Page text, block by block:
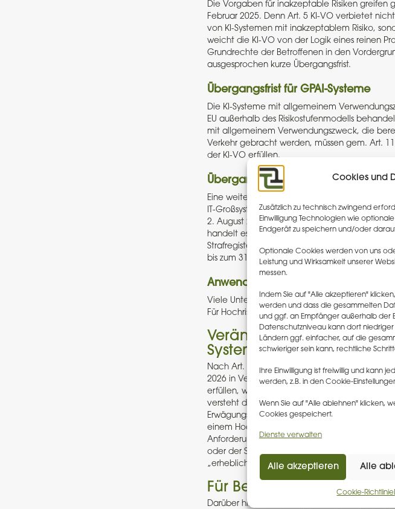
Cookies und
Zusätzlich zu technisch zwingend
Einwilligung Technologien wie
Endgerät zu speichern und/oder
Optionale Cookies werden von uns
Leistung und Wirksamkeit unserer
messen.
Indem Sie auf "Alle akzeptieren"
werden und dass die gesammelten
und ggf. an Empfänger außerhalb der
Datenschutzniveau kann dort niedriger
Ländern ggf. einfacher, auf die
schwieriger sein kann, rechtliche
Ihre Einwilligung ist freiwillig und kann
werden, z.B. in den Cookie-
Wenn Sie auf "Alle ablehnen" klicken,
Cookies gespeichert.
Dienste verwalten
Alle akzeptieren Alle
Cookie-Richtlinie
Die Vorgaben für inakzeptable Risiken greifen
Februar 2025. Denn Art. 5 KI-VO verbietet
von KI-Systemen mit inakzeptablem Risiko,
weicht die KI-VO von der Logik eines reinen
Grundrechte der Betroffenen in den
ausgesprochen kurze Übergangsfrist.
Übergangsfrist für GPAI-Systeme
Die KI-Systeme mit allgemeinem
EU außerhalb des Risikostufenmodells
mit allgemeinem Verwendungszweck, die
Verkehr gebracht werden, müssen gem. Art.
der KI-VO erfüllen.
Übergangsfrist für IT-Großsysteme
Eine weitere Ausnahme von den üblichen
IT-Großsystemen vor, die gemäß den in
2. August 2027 in Verkehr gebracht oder in
handelt es sich um EU-eigene Großprojekte
Strafregisterinformationssystem über
bis zum 31.12.2030 ist daher für die meisten
Anwendbarkeit bei KI-Systemen mit
Viele Unternehmen betreiben jedoch bereits
Für Hochrisiko-KI-Systeme hat der
Veränderungen von
Systemen
Nach Art. 111 Abs. 2 S. 1 KI-VO müssen
2026 in Verkehr gebracht oder in Betrieb
erfüllen, wenn diese Systeme nach dem 2.
versteht der Gesetzgeber unter einer
Erwägungsgründe der KI-VO.
einem Hochrisiko-KI-System vorgenommen
Anforderungen der Verordnung
oder der Softwarearchitektur, als wesentliche
„erhebliche“ und „wesentliche“ Änderung
Für Behörden bestimmte
Darüber hinaus differenziert der Gesetzgeber